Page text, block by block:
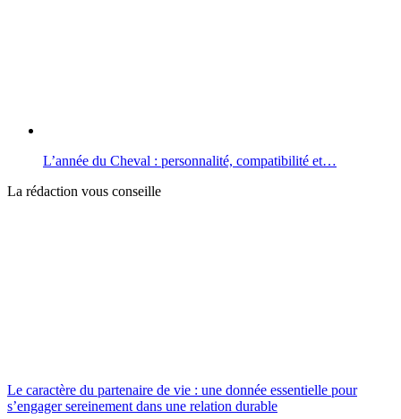
L’année du Cheval : personnalité, compatibilité et…
La rédaction vous conseille
Le caractère du partenaire de vie : une donnée essentielle pour
s’engager sereinement dans une relation durable